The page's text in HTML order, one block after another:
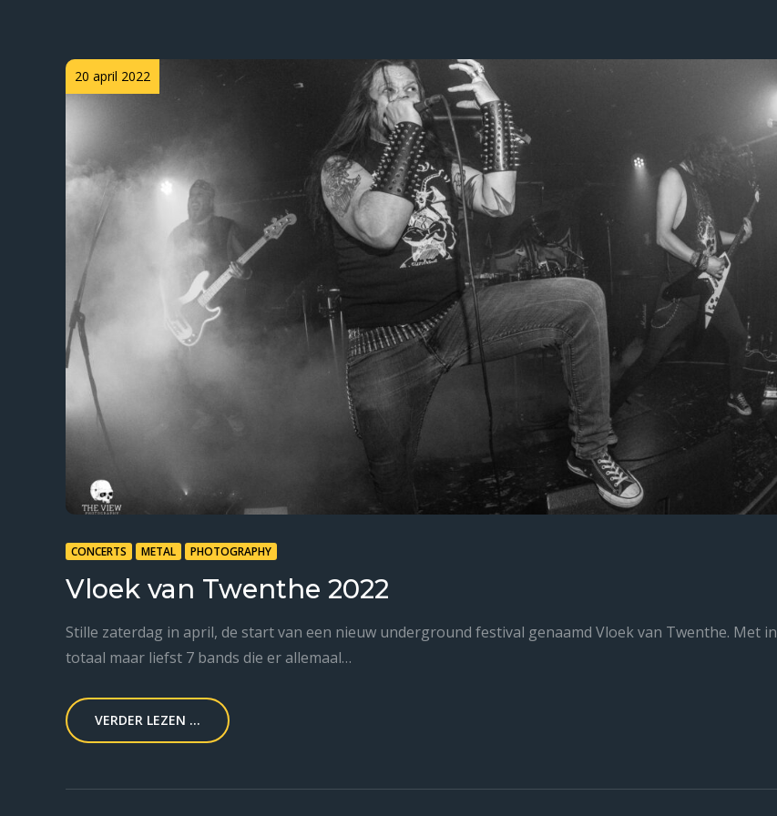
Posted
on
20 april 2022
CONCERTS METAL PHOTOGRAPHY
Vloek van Twenthe 2022
Stille zaterdag in april, de start van een nieuw underground festival genaamd Vloek van Twenthe. Met in
totaal maar liefst 7 bands die er allemaal…
VERDER LEZEN ...